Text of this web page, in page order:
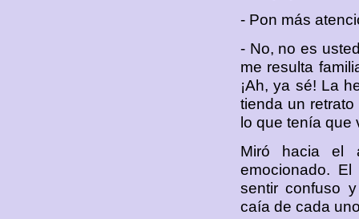
- Pon más
- No, no es
me resulta
¡Ah, ya sé! La
tienda un
lo que tenía que
Miró hacia el
emocionado.
sentir confuso
caía de cada